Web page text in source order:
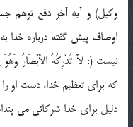
وکيل) و آيه آخر دفع توهم
اوصاف پيش گفته درباره خدا
نيست (: لاَّ تُدْرِكُهُ الأَبْصَارُ
که براي تعظيم خدا، دست او
دليل براي خدا شرکائي مي